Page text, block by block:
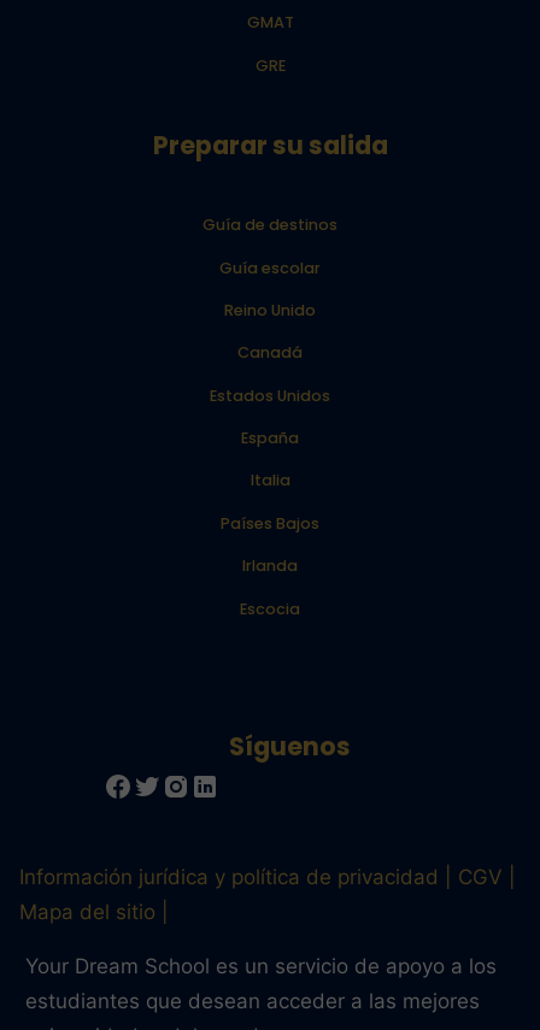
GMAT
GRE
Preparar su salida
Guía de destinos
Guía escolar
Reino Unido
Canadá
Estados Unidos
España
Italia
Países Bajos
Irlanda
Escocia
Información jurídica y política de privacidad
CGV
Mapa del sitio
Your Dream School es un servicio de apoyo a los
estudiantes que desean acceder a las mejores